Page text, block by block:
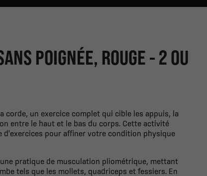
POIGNÉE, ROUGE - 2 OU
corde, un exercice complet qui cible les appuis, la
entre le haut et le bas du corps. Cette activité
d'exercices pour affiner votre condition physique
pratique de musculation pliométrique, mettant
tels que les mollets, quadriceps et fessiers. En